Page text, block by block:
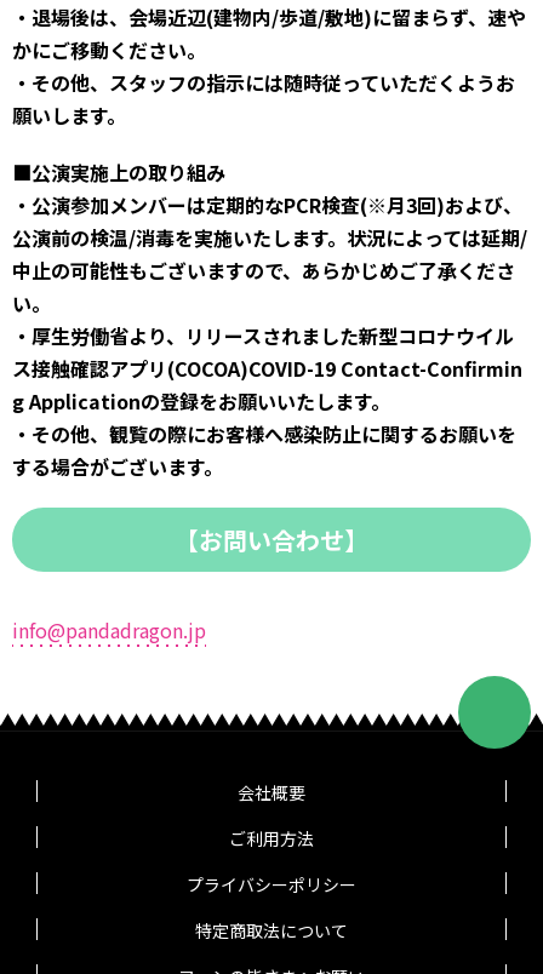
・退場後は、会場近辺(建物内/歩道/敷地)に留まらず、速や
かにご移動ください。
・その他、スタッフの指示には随時従っていただくようお
願いします。
■公演実施上の取り組み
・公演参加メンバーは定期的なPCR検査(※月3回)および、
公演前の検温/消毒を実施いたします。状況によっては延期/
中止の可能性もございますので、あらかじめご了承くださ
い。
・厚生労働省より、リリースされました新型コロナウイル
ス接触確認アプリ(COCOA)COVID-19 Contact-Confirmin
g Applicationの登録をお願いいたします。
・その他、観覧の際にお客様へ感染防止に関するお願いを
する場合がございます。
【お問い合わせ】
info@pandadragon.jp
会社概要
ご利用方法
プライバシーポリシー
特定商取法について